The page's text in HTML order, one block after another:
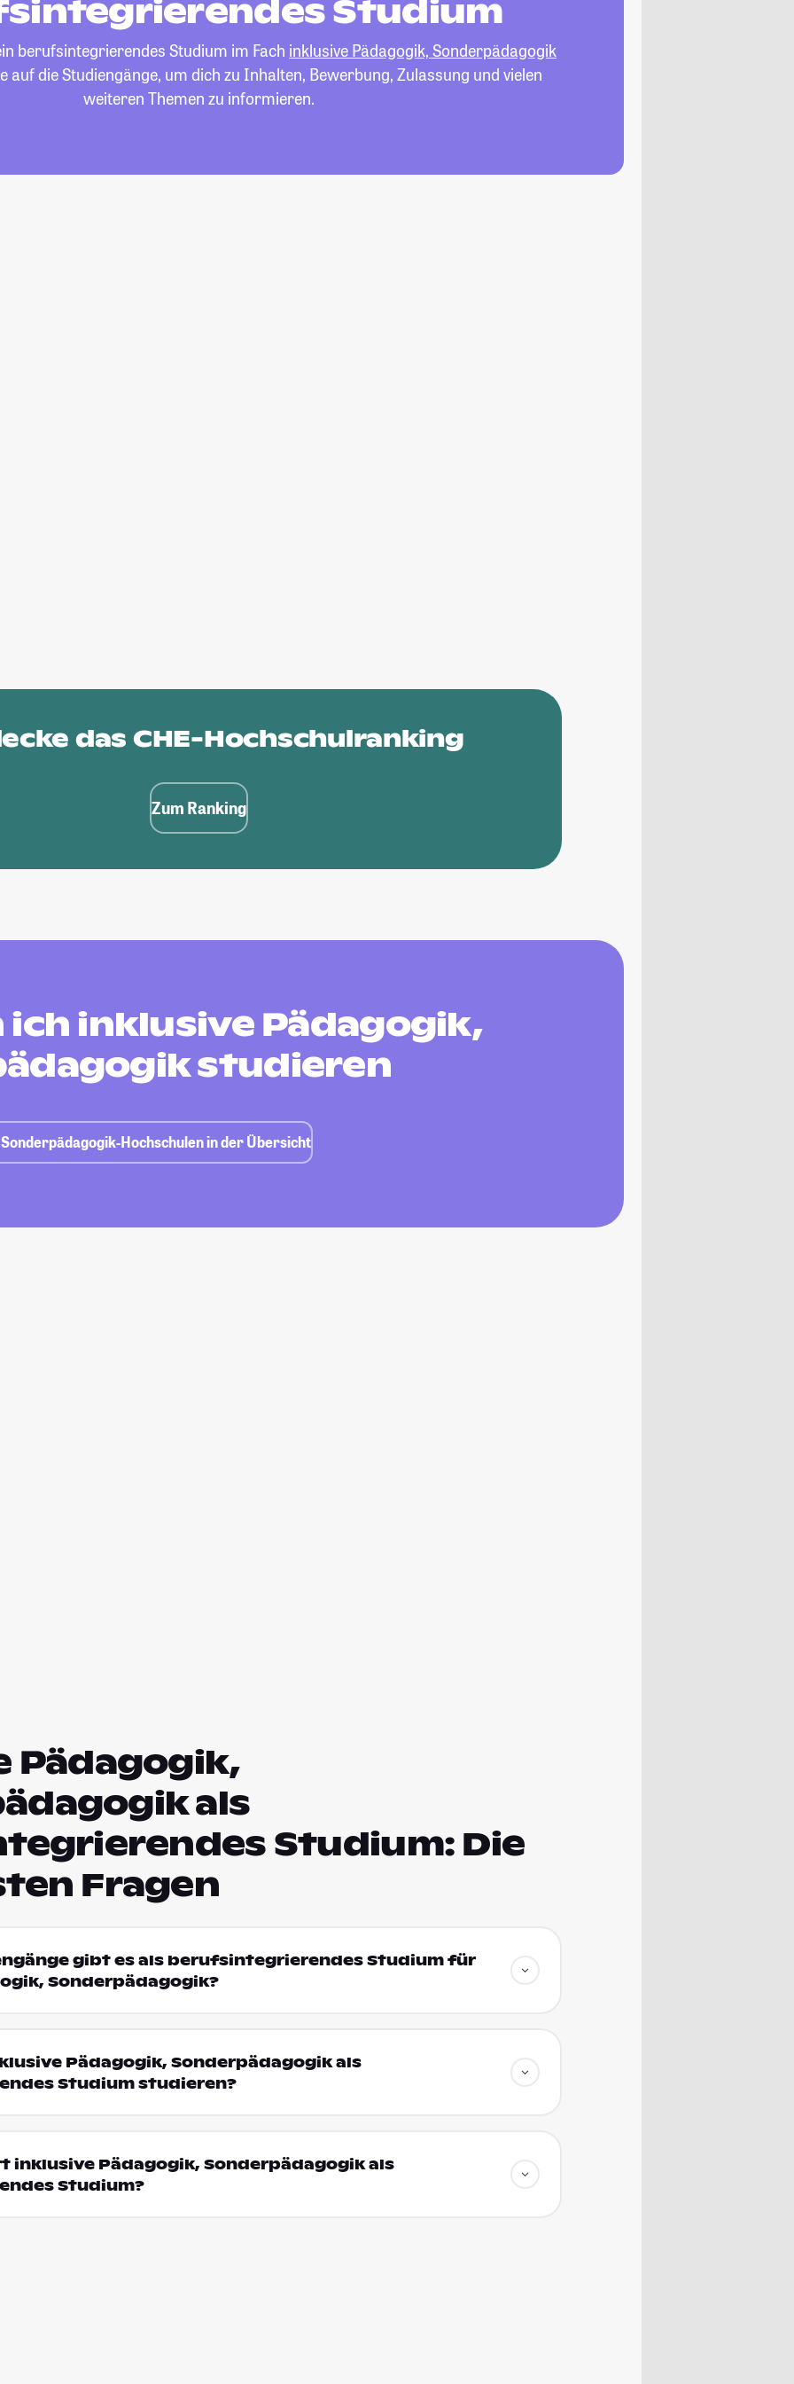
Studium
berufsintegrierendes Studium im Fach inklusive Pädagogik, Sonderpädagogik
auf die Studiengänge, um dich zu Inhalten, Bewerbung, Zulassung und vielen
weiteren Themen zu informieren.
das CHE-Hochschulranking
Zum Ranking
ich inklusive Pädagogik,
studieren
Hochschulen in der Übersicht
Pädagogik,
als
Studium: Die
Fragen
gibt es als berufsintegrierendes Studium für
Sonderpädagogik?
Pädagogik, Sonderpädagogik als
Studium studieren?
inklusive Pädagogik, Sonderpädagogik als
Studium?